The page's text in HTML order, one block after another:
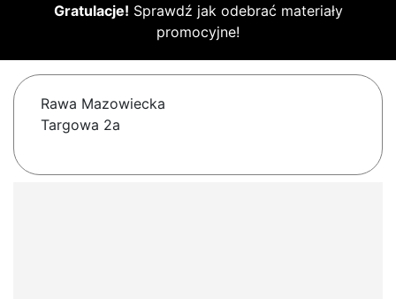
Gratulacje! Sprawdź jak odebrać materiały
promocyjne!
Rawa Mazowiecka
Targowa 2a